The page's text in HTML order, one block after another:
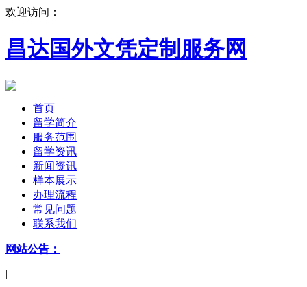
欢迎访问：
昌达国外文凭定制服务网
首页
留学简介
服务范围
留学资讯
新闻资讯
样本展示
办理流程
常见问题
联系我们
网站公告：
|